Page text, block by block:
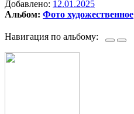
Добавлено: 12.01.2025
Альбом: Фото художественное
Навигация по альбому: